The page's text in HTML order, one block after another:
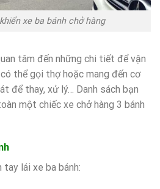
xe ba bánh chở hàng
tâm đến những chi tiết để vận
thể gọi thợ hoặc mang đến cơ
để thay, xử lý… Danh sách bạn
một chiếc xe chở hàng 3 bánh
tay lái xe ba bánh: